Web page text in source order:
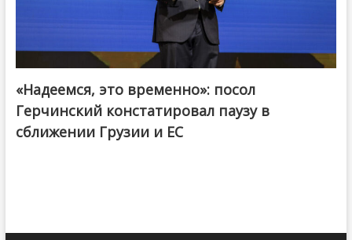
«Надеемся, это временно»: посол
Герчинский констатировал паузу в
сближении Грузии и ЕС